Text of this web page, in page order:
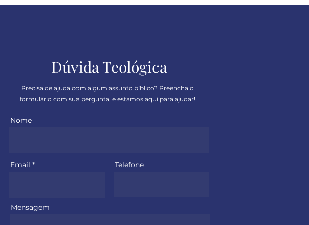
Dúvida Teológica
Precisa de ajuda com algum assunto bíblico? Preencha o
formulário com sua pergunta, e estamos aqui para ajudar!
Nome
Email Telefone
Mensagem